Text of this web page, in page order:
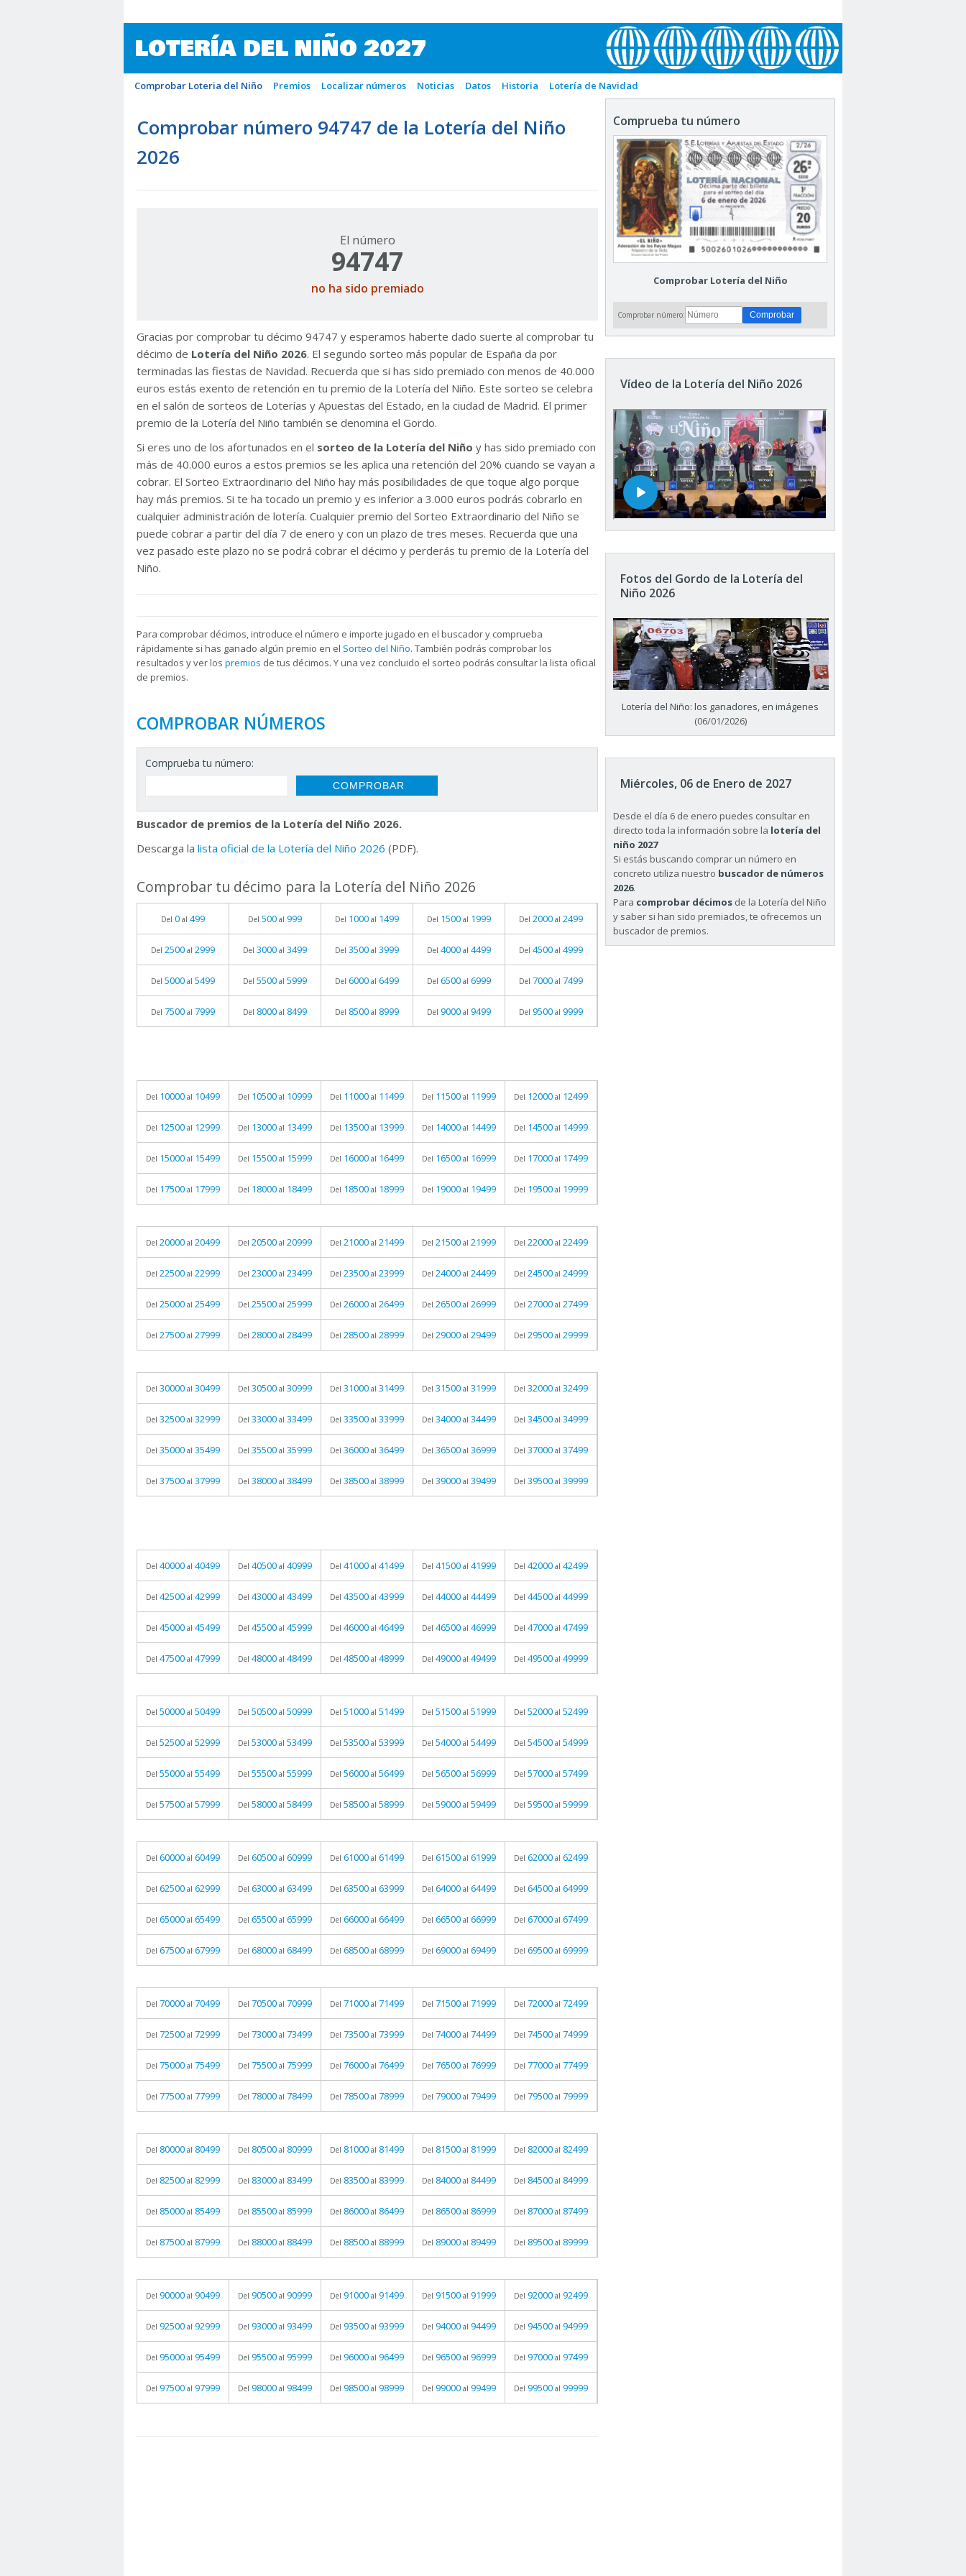
LOTERÍA DEL NIÑO 2027
Comprobar Loteria del Niño Premios Localizar números Noticias Datos Historia Lotería de Navidad
Comprobar número 94747 de la Lotería del Niño
2026
El número
94747
no ha sido premiado
Gracias por comprobar tu décimo 94747 y esperamos haberte dado suerte al comprobar tu
décimo de Lotería del Niño 2026. El segundo sorteo más popular de España da por
terminadas las fiestas de Navidad. Recuerda que si has sido premiado con menos de 40.000
euros estás exento de retención en tu premio de la Lotería del Niño. Este sorteo se celebra
en el salón de sorteos de Loterías y Apuestas del Estado, en la ciudad de Madrid. El primer
premio de la Lotería del Niño también se denomina el Gordo.
Si eres uno de los afortunados en el sorteo de la Lotería del Niño y has sido premiado con
más de 40.000 euros a estos premios se les aplica una retención del 20% cuando se vayan a
cobrar. El Sorteo Extraordinario del Niño hay más posibilidades de que toque algo porque
hay más premios. Si te ha tocado un premio y es inferior a 3.000 euros podrás cobrarlo en
cualquier administración de lotería. Cualquier premio del Sorteo Extraordinario del Niño se
puede cobrar a partir del día 7 de enero y con un plazo de tres meses. Recuerda que una
vez pasado este plazo no se podrá cobrar el décimo y perderás tu premio de la Lotería del
Niño.
Para comprobar décimos, introduce el número e importe jugado en el buscador y comprueba
rápidamente si has ganado algún premio en el Sorteo del Niño. También podrás comprobar los
resultados y ver los premios de tus décimos. Y una vez concluido el sorteo podrás consultar la lista oficial
de premios.
COMPROBAR NÚMEROS
Comprueba tu número:
Buscador de premios de la Lotería del Niño 2026.
Descarga la lista oficial de la Lotería del Niño 2026 (PDF).
Comprobar tu décimo para la Lotería del Niño 2026
Del 0 al 499 Del 500 al 999 Del 1000 al 1499 Del 1500 al 1999 Del 2000 al 2499
Del 2500 al 2999 Del 3000 al 3499 Del 3500 al 3999 Del 4000 al 4499 Del 4500 al 4999
Del 5000 al 5499 Del 5500 al 5999 Del 6000 al 6499 Del 6500 al 6999 Del 7000 al 7499
Del 7500 al 7999 Del 8000 al 8499 Del 8500 al 8999 Del 9000 al 9499 Del 9500 al 9999
Del 10000 al 10499 Del 10500 al 10999 Del 11000 al 11499 Del 11500 al 11999 Del 12000 al 12499
Del 12500 al 12999 Del 13000 al 13499 Del 13500 al 13999 Del 14000 al 14499 Del 14500 al 14999
Del 15000 al 15499 Del 15500 al 15999 Del 16000 al 16499 Del 16500 al 16999 Del 17000 al 17499
Del 17500 al 17999 Del 18000 al 18499 Del 18500 al 18999 Del 19000 al 19499 Del 19500 al 19999
Del 20000 al 20499 Del 20500 al 20999 Del 21000 al 21499 Del 21500 al 21999 Del 22000 al 22499
Del 22500 al 22999 Del 23000 al 23499 Del 23500 al 23999 Del 24000 al 24499 Del 24500 al 24999
Del 25000 al 25499 Del 25500 al 25999 Del 26000 al 26499 Del 26500 al 26999 Del 27000 al 27499
Del 27500 al 27999 Del 28000 al 28499 Del 28500 al 28999 Del 29000 al 29499 Del 29500 al 29999
Del 30000 al 30499 Del 30500 al 30999 Del 31000 al 31499 Del 31500 al 31999 Del 32000 al 32499
Del 32500 al 32999 Del 33000 al 33499 Del 33500 al 33999 Del 34000 al 34499 Del 34500 al 34999
Del 35000 al 35499 Del 35500 al 35999 Del 36000 al 36499 Del 36500 al 36999 Del 37000 al 37499
Del 37500 al 37999 Del 38000 al 38499 Del 38500 al 38999 Del 39000 al 39499 Del 39500 al 39999
Del 40000 al 40499 Del 40500 al 40999 Del 41000 al 41499 Del 41500 al 41999 Del 42000 al 42499
Del 42500 al 42999 Del 43000 al 43499 Del 43500 al 43999 Del 44000 al 44499 Del 44500 al 44999
Del 45000 al 45499 Del 45500 al 45999 Del 46000 al 46499 Del 46500 al 46999 Del 47000 al 47499
Del 47500 al 47999 Del 48000 al 48499 Del 48500 al 48999 Del 49000 al 49499 Del 49500 al 49999
Del 50000 al 50499 Del 50500 al 50999 Del 51000 al 51499 Del 51500 al 51999 Del 52000 al 52499
Del 52500 al 52999 Del 53000 al 53499 Del 53500 al 53999 Del 54000 al 54499 Del 54500 al 54999
Del 55000 al 55499 Del 55500 al 55999 Del 56000 al 56499 Del 56500 al 56999 Del 57000 al 57499
Del 57500 al 57999 Del 58000 al 58499 Del 58500 al 58999 Del 59000 al 59499 Del 59500 al 59999
Del 60000 al 60499 Del 60500 al 60999 Del 61000 al 61499 Del 61500 al 61999 Del 62000 al 62499
Del 62500 al 62999 Del 63000 al 63499 Del 63500 al 63999 Del 64000 al 64499 Del 64500 al 64999
Del 65000 al 65499 Del 65500 al 65999 Del 66000 al 66499 Del 66500 al 66999 Del 67000 al 67499
Del 67500 al 67999 Del 68000 al 68499 Del 68500 al 68999 Del 69000 al 69499 Del 69500 al 69999
Del 70000 al 70499 Del 70500 al 70999 Del 71000 al 71499 Del 71500 al 71999 Del 72000 al 72499
Del 72500 al 72999 Del 73000 al 73499 Del 73500 al 73999 Del 74000 al 74499 Del 74500 al 74999
Del 75000 al 75499 Del 75500 al 75999 Del 76000 al 76499 Del 76500 al 76999 Del 77000 al 77499
Del 77500 al 77999 Del 78000 al 78499 Del 78500 al 78999 Del 79000 al 79499 Del 79500 al 79999
Del 80000 al 80499 Del 80500 al 80999 Del 81000 al 81499 Del 81500 al 81999 Del 82000 al 82499
Del 82500 al 82999 Del 83000 al 83499 Del 83500 al 83999 Del 84000 al 84499 Del 84500 al 84999
Del 85000 al 85499 Del 85500 al 85999 Del 86000 al 86499 Del 86500 al 86999 Del 87000 al 87499
Del 87500 al 87999 Del 88000 al 88499 Del 88500 al 88999 Del 89000 al 89499 Del 89500 al 89999
Del 90000 al 90499 Del 90500 al 90999 Del 91000 al 91499 Del 91500 al 91999 Del 92000 al 92499
Del 92500 al 92999 Del 93000 al 93499 Del 93500 al 93999 Del 94000 al 94499 Del 94500 al 94999
Del 95000 al 95499 Del 95500 al 95999 Del 96000 al 96499 Del 96500 al 96999 Del 97000 al 97499
Del 97500 al 97999 Del 98000 al 98499 Del 98500 al 98999 Del 99000 al 99499 Del 99500 al 99999
Comprueba tu número
Comprobar Lotería del Niño
Comprobar número:
Vídeo de la Lotería del Niño 2026
Fotos del Gordo de la Lotería del
Niño 2026
Lotería del Niño: los ganadores, en imágenes
(06/01/2026)
Miércoles, 06 de Enero de 2027
Desde el día 6 de enero puedes consultar en
directo toda la información sobre la lotería del
niño 2027
Si estás buscando comprar un número en
concreto utiliza nuestro buscador de números
2026.
Para comprobar décimos de la Lotería del Niño
y saber si han sido premiados, te ofrecemos un
buscador de premios.